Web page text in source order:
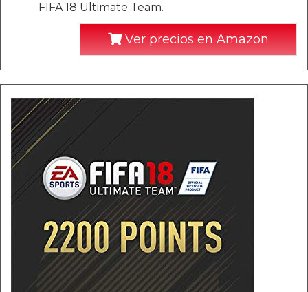
FIFA 18 Ultimate Team.
Ver precios en Amazon